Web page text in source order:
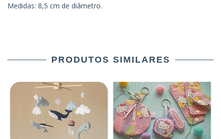
Medidas: 8,5 cm de diâmetro.
PRODUTOS SIMILARES